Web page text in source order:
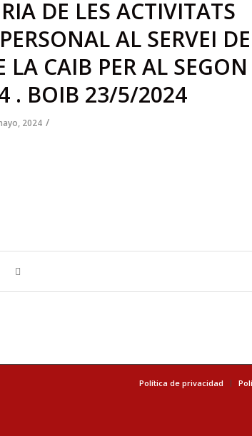
DE LES ACTIVITATS
AL SERVEI DE
LA CAIB PER AL SEGON
. BOIB 23/5/2024
2024 /
Política de privacidad